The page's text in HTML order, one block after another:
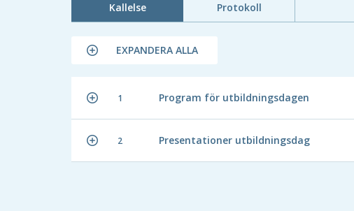
Kallelse Protokoll
EXPANDERA ALLA
1 Program för utbildningsdagen
2 Presentationer utbildningsdag